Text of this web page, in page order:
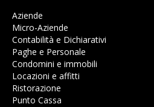
Aziende
Micro-Aziende
Contabilità e Dichiarativi
Paghe e Personale
Condomini e immobili
Locazioni e affitti
Ristorazione
Punto Cassa